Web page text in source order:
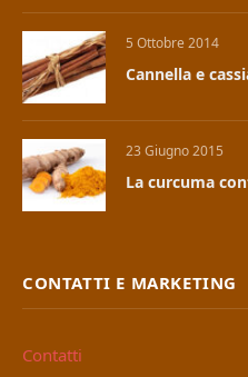
5 Ottobre 2014
Cannella e
23 Giugno 2015
La curcuma
CONTATTI E MARKETING
Contatti